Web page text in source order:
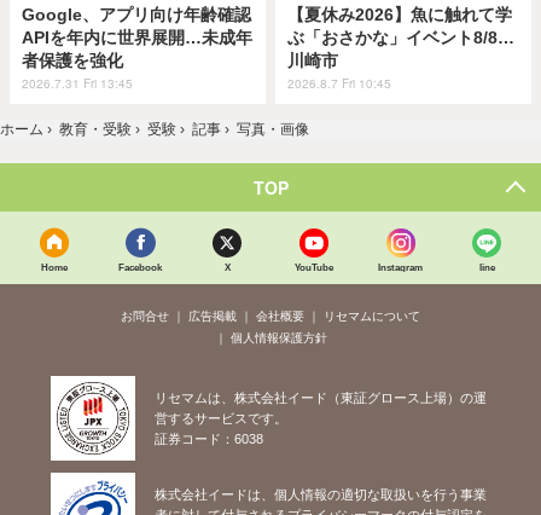
Google、アプリ向け年齢確認
APIを年内に世界展開…未成年
者保護を強化
2026.7.31 Fri 13:45
【夏休み2026】魚に触れて学
ぶ「おさかな」イベント8/8…
川崎市
2026.8.7 Fri 10:45
ホーム › 教育・受験 › 受験 › 記事 › 写真・画像
TOP
Home Facebook X YouTube Instagram line
お問合せ 広告掲載 会社概要
リセマムについて
個人情報保護方針
リセマムは、株式会社イード（東証グロース上場）の運
営するサービスです。
証券コード：6038
株式会社イードは、個人情報の適切な取扱いを行う事業